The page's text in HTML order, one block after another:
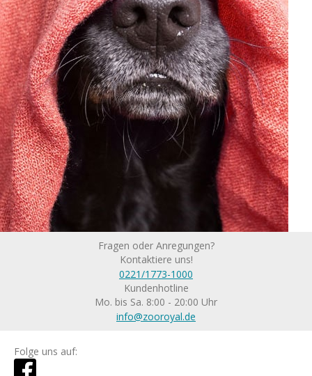
Fragen oder Anregungen?
Kontaktiere uns!
0221/1773-1000
Kundenhotline
Mo. bis Sa. 8:00 - 20:00 Uhr
info@zooroyal.de
Folge uns auf: